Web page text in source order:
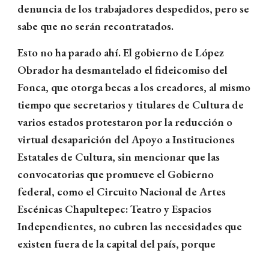
denuncia de los trabajadores despedidos, pero se
sabe que no serán recontratados.
Esto no ha parado ahí. El gobierno de López
Obrador ha desmantelado el fideicomiso del
Fonca, que otorga becas a los creadores, al mismo
tiempo que secretarios y titulares de Cultura de
varios estados protestaron por la reducción o
virtual desaparición del Apoyo a Instituciones
Estatales de Cultura, sin mencionar que las
convocatorias que promueve el Gobierno
federal, como el Circuito Nacional de Artes
Escénicas Chapultepec: Teatro y Espacios
Independientes, no cubren las necesidades que
existen fuera de la capital del país, porque